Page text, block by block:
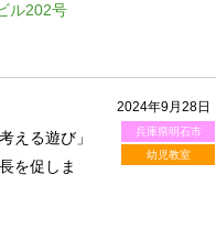
ル202号
2024年9月28日
兵庫県明石市
幼児教室
える遊び」
を促しま